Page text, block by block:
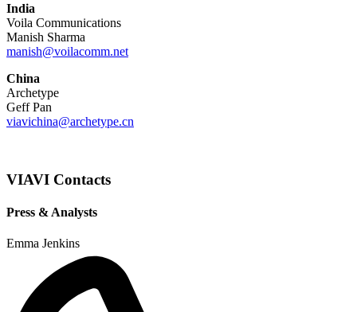
India
Voila Communications
Manish Sharma
manish@voilacomm.net
China
Archetype
Geff Pan
viavichina@archetype.cn
VIAVI Contacts
Press & Analysts
Emma Jenkins